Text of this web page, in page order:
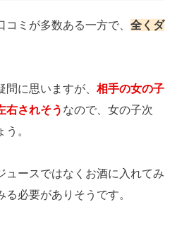
ミが多数ある一方で、 全くダ
に思いますが、 相手の女の子
右されそう なので、女の子次
。
ュースではなくお酒に入れてみ
必要がありそうです。